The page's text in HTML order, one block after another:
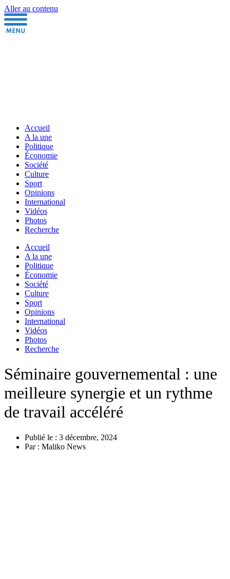
Aller au contenu
Accueil
A la une
Politique
Économie
Société
Culture
Sport
Opinions
International
Vidéos
Photos
Recherche
Accueil
A la une
Politique
Économie
Société
Culture
Sport
Opinions
International
Vidéos
Photos
Recherche
Séminaire gouvernemental : une
meilleure synergie et un rythme
de travail accéléré
Publié le : 3 décembre, 2024
Par : Maliko News